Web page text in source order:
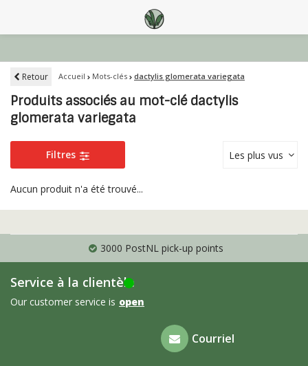
Retour Accueil Mots-clés dactylis glomerata variegata
Produits associés au mot-clé dactylis
glomerata variegata
Filtres Les plus vus
Aucun produit n'a été trouvé...
3000 PostNL pick-up points
Service à la clientèle
Our customer service is open
Foire aux
questions
Courriel